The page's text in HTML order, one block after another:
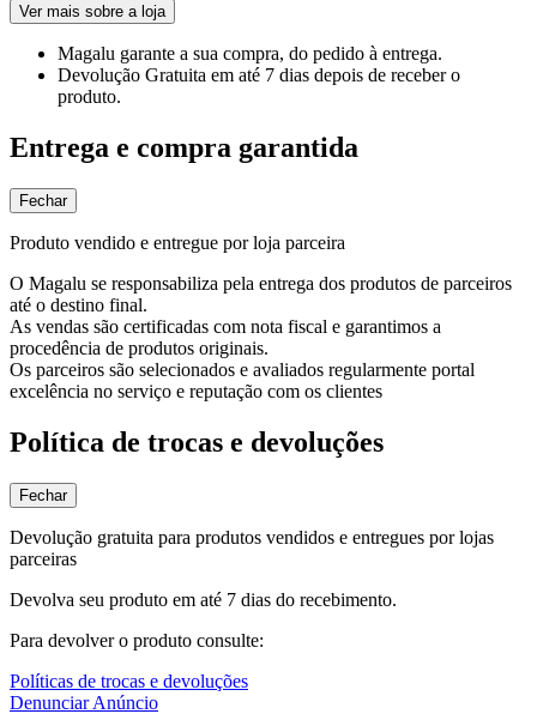
Ver mais sobre a loja
Magalu garante a sua compra, do pedido à entrega.
Devolução Gratuita em até 7 dias depois de receber o
produto.
Entrega e compra garantida
Fechar
Produto vendido e entregue por loja parceira
O Magalu se responsabiliza pela entrega dos produtos de parceiros
até o destino final.
As vendas são certificadas com nota fiscal e garantimos a
procedência de produtos originais.
Os parceiros são selecionados e avaliados regularmente portal
excelência no serviço e reputação com os clientes
Política de trocas e devoluções
Fechar
Devolução gratuita para produtos vendidos e entregues por lojas
parceiras
Devolva seu produto em até 7 dias do recebimento.
Para devolver o produto consulte:
Políticas de trocas e devoluções
Denunciar Anúncio